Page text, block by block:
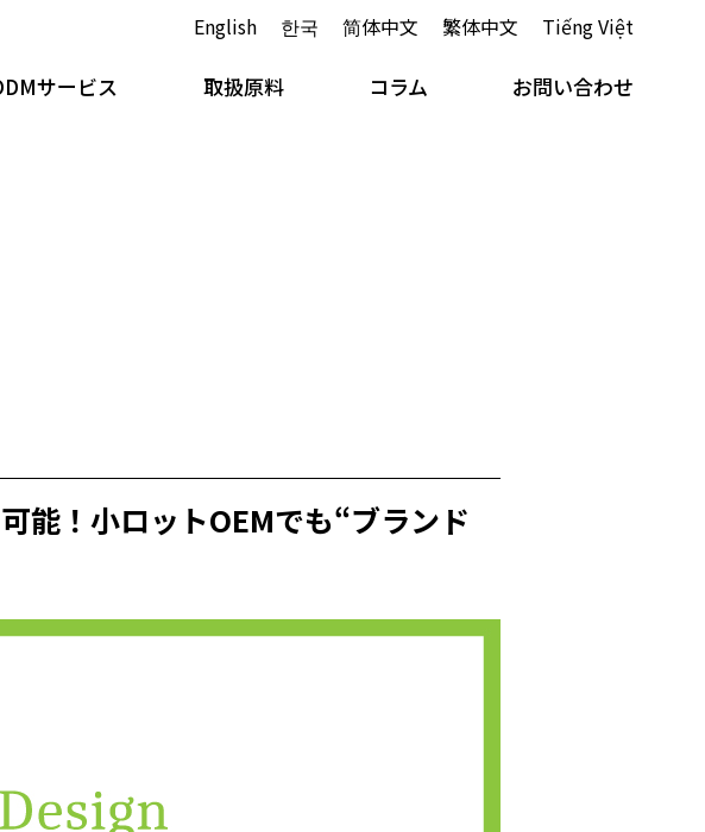
English 한국 简体中文 繁体中文 Tiếng Việt
サービス 取扱原料 コラム お問い合わせ
能！小ロットOEMでも“ブランド